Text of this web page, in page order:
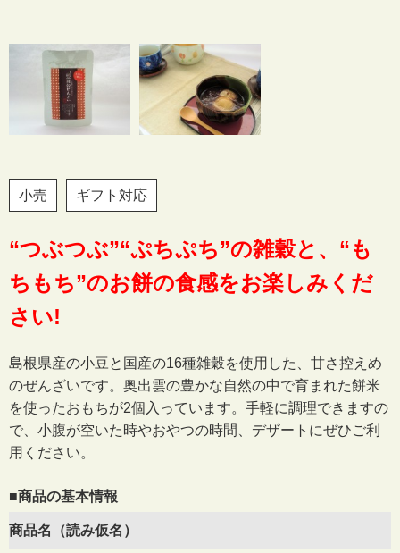
小売 ギフト対応
“つぶつぶ”“ぷちぷち”の雑穀と、“も
ちもち”のお餅の食感をお楽しみくだ
さい!
島根県産の小豆と国産の16種雑穀を使用した、甘さ控えめ
のぜんざいです。奥出雲の豊かな自然の中で育まれた餅米
を使ったおもちが2個入っています。手軽に調理できますの
で、小腹が空いた時やおやつの時間、デザートにぜひご利
用ください。
■商品の基本情報
商品名（読み仮名）